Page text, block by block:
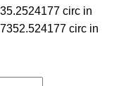
circ in
circ in